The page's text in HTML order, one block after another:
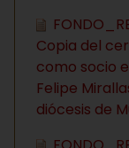
Copia del
como socio
Felipe
diócesis de